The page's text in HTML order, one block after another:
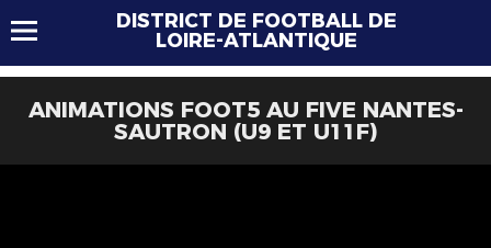
DISTRICT DE FOOTBALL DE
LOIRE-ATLANTIQUE
ANIMATIONS FOOT5 AU FIVE NANTES-
SAUTRON (U9 ET U11F)